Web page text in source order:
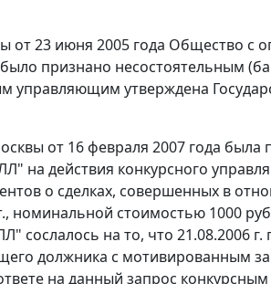
от 23 июня 2005 года Общество с
признано несостоятельным
управляющим утверждена
от 16 февраля 2007 года
на действия конкурсного
о сделках, совершенных в
номинальной стоимостью 1000
на то, что 21.08.2006
должника с мотивированным
на данный запрос